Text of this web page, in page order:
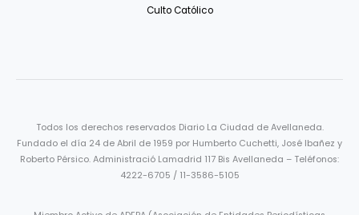
Culto Católico
Todos los derechos reservados Diario La Ciudad de Avellaneda.
Fundado el día 24 de Abril de 1959 por Humberto Cuchetti, José Ibañez y
Roberto Pérsico. Administració Lamadrid 117 Bis Avellaneda – Teléfonos:
4222-6705 / 11-3586-5105